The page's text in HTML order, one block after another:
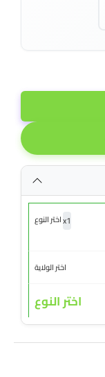
x1 اختر النوع
اختر الولاية
اختر النوع